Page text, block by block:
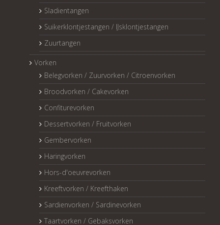
Sladientangen
Suikerklontjestangen / IJsklontjestangen
Zuurtangen
Vorken
Belegvorken / Zuurvorken / Citroenvorken
Broodvorken / Cakevorken
Confiturevorken
Dessertvorken / Fruitvorken
Gembervorken
Haringvorken
Hors-d'oeuvrevorken
Kreeftvorken / Kreefthaken
Sardienvorken / Sardinevorken
Taartvorken / Gebaksvorken